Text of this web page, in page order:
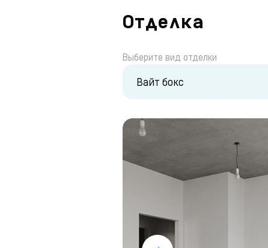
Отделка
Выберите вид отделки
Вайт бокс